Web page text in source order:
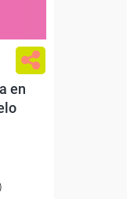
en